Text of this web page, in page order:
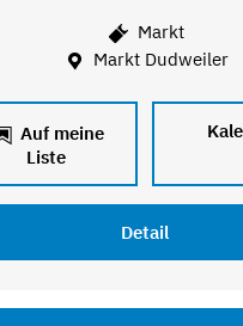
Markt
Markt Dudweiler
Auf meine
Liste
Detail